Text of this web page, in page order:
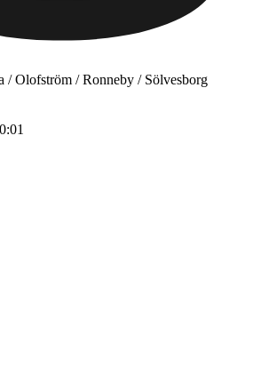
/ Olofström / Ronneby / Sölvesborg